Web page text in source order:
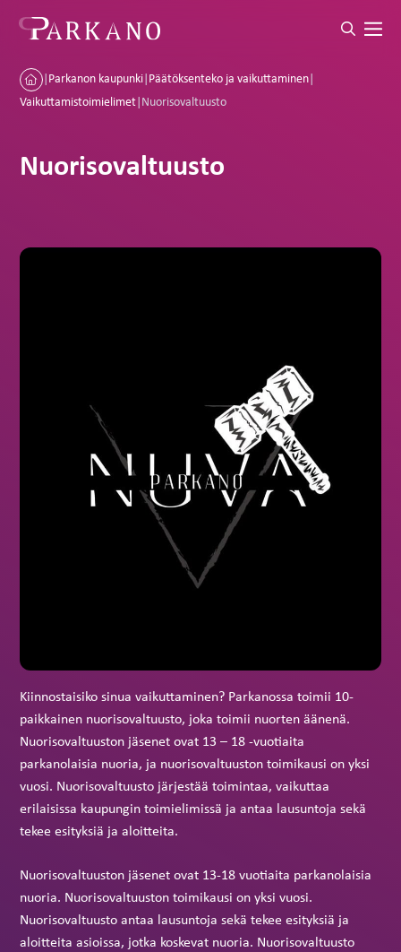
|Parkanon kaupunki|Päätöksenteko ja vaikuttaminen|
Vaikuttamistoimielimet|Nuorisovaltuusto
Nuorisovaltuusto
Kiinnostaisiko sinua vaikuttaminen? Parkanossa toimii 10-
paikkainen nuorisovaltuusto, joka toimii nuorten äänenä.
Nuorisovaltuuston jäsenet ovat 13 – 18 -vuotiaita
parkanolaisia nuoria, ja nuorisovaltuuston toimikausi on yksi
vuosi. Nuorisovaltuusto järjestää toimintaa, vaikuttaa
erilaisissa kaupungin toimielimissä ja antaa lausuntoja sekä
tekee esityksiä ja aloitteita.
Nuorisovaltuuston jäsenet ovat 13-18 vuotiaita parkanolaisia
nuoria. Nuorisovaltuuston toimikausi on yksi vuosi.
Nuorisovaltuusto antaa lausuntoja sekä tekee esityksiä ja
aloitteita asioissa, jotka koskevat nuoria. Nuorisovaltuusto